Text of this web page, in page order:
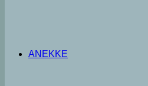
ANEKKE